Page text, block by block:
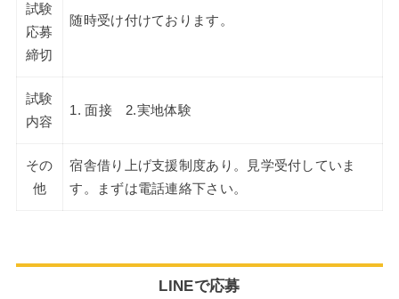
試験
応募
締切
随時受け付けております。
試験
内容
1. 面接 2.実地体験
その
他
宿舎借り上げ支援制度あり。見学受付していま
す。まずは電話連絡下さい。
LINEで応募